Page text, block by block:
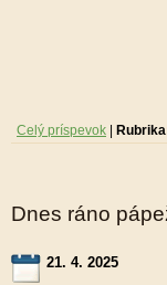
Celý príspevok
Dnes ráno
21. 4. 2025